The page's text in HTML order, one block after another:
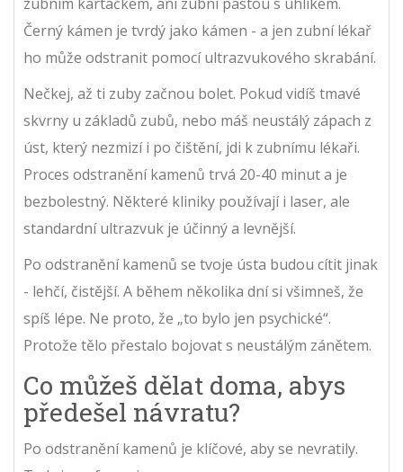
Černý kámen je tvrdý jako kámen - a jen zubní lékař
ho může odstranit pomocí ultrazvukového skrabání.
Nečkej, až ti zuby začnou bolet. Pokud vidíš tmavé
skvrny u základů zubů, nebo máš neustálý zápach z
úst, který nezmizí i po čištění, jdi k zubnímu lékaři.
Proces odstranění kamenů trvá 20-40 minut a je
bezbolestný. Některé kliniky používají i laser, ale
standardní ultrazvuk je účinný a levnější.
Po odstranění kamenů se tvoje ústa budou cítit jinak
- lehčí, čistější. A během několika dní si všimneš, že
spíš lépe. Ne proto, že „to bylo jen psychické“.
Protože tělo přestalo bojovat s neustálým zánětem.
Co můžeš dělat doma, abys
předešel návratu?
Po odstranění kamenů je klíčové, aby se nevratily.